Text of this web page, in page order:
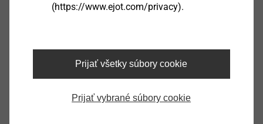
(https://www.ejot.com/privacy).
Prijať všetky súbory cookie
Prijať vybrané súbory cookie